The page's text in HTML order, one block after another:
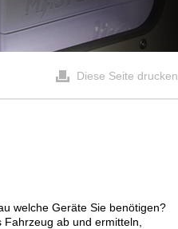
Diese Seite drucken
welche Geräte Sie benötigen?
ab und ermitteln,